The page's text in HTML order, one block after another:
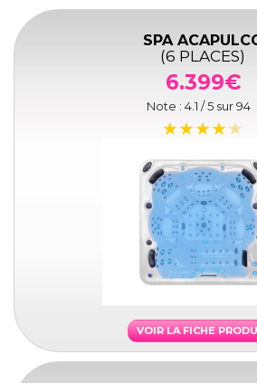
SPA
(6 PLACES)
6.399€
Note : 4.1 / 5 sur94
VOIR LA FICHE